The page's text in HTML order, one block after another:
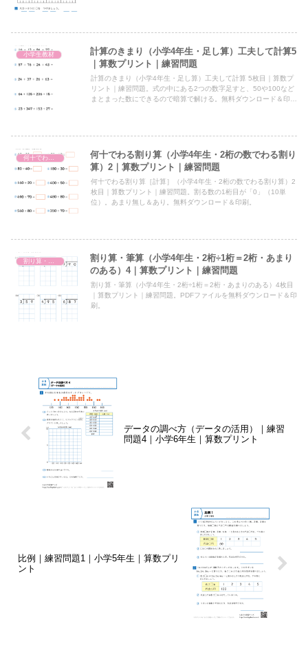
小学生教材
計算のきまり（小学4年生・足し算）工夫して計算5
｜算数プリント｜練習問題
計算のきまり（小学4年生・足し算）工夫して計算 5枚目｜算数プ
リント｜練習問題。式の中にある2つの数字足すと、50や100など
まとまった数にできるので暗算で解ける。無料ダウンロード＆印
何十でわる割り算（小学4年生・2桁の数でわる割り
算）2｜算数プリント｜練習問題
何十でわる割り算［計算］（小学4年生・2桁の数でわる割り算）2
枚目｜算数プリント｜練習問題。割る数の1桁目が「0」（10単
位）。あまり無し＆あり。無料ダウンロード＆印刷。
割り算・筆算（小学4年生・2桁÷1桁＝2桁・あまり
のある）4｜算数プリント｜練習問題
割り算・筆算（小学4年生・2桁÷1桁＝2桁・あまりのある）4枚目
｜算数プリント｜練習問題。PDFファイルを無料ダウンロード＆印
刷。
データの調べ方（データの活用）｜練習
問題4｜小学6年生｜算数プリント
比例｜練習問題1｜小学5年生｜算数プリ
ント